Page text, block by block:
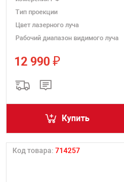
Тип проекции
Цвет лазерного луча
Рабочий диапазон видимого луча
12 990 ₽
Купить
Код товара: 714257